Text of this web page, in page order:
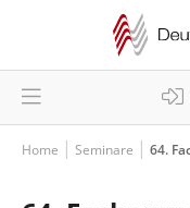
Home Seminare 64.